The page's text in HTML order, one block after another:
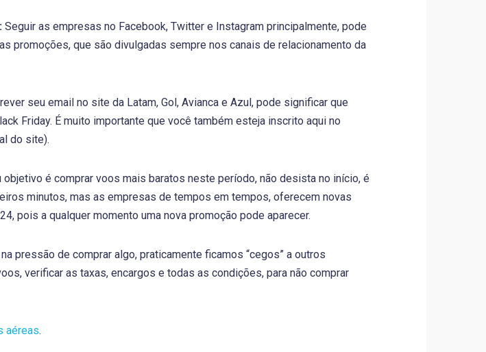
Seguir as empresas no Facebook, Twitter e Instagram principalmente, pode
promoções, que são divulgadas sempre nos canais de relacionamento da
seu email no site da Latam, Gol, Avianca e Azul, pode significar que
Friday. É muito importante que você também esteja inscrito aqui no
do site).
objetivo é comprar voos mais baratos neste período, não desista no início, é
minutos, mas as empresas de tempos em tempos, oferecem novas
pois a qualquer momento uma nova promoção pode aparecer.
pressão de comprar algo, praticamente ficamos “cegos” a outros
verificar as taxas, encargos e todas as condições, para não comprar
aéreas.